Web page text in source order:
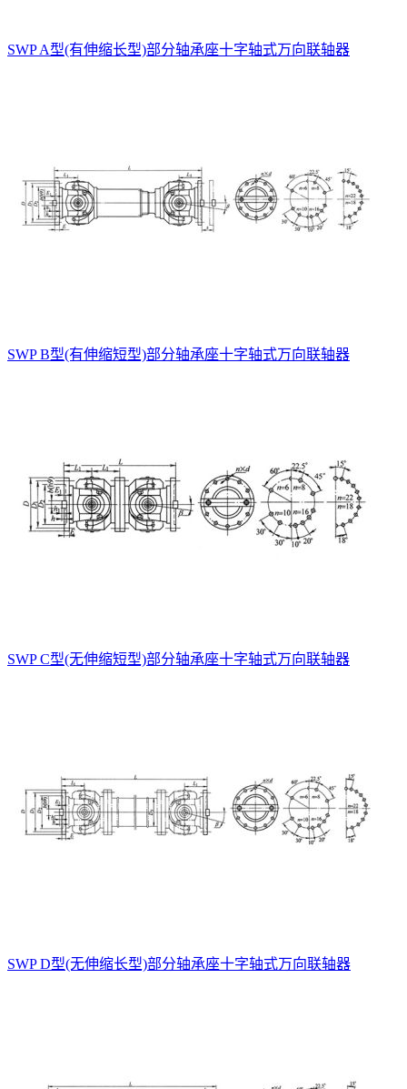
SWP A型(有伸缩长型)部分轴承座十字轴式万向联轴器
SWP B型(有伸缩短型)部分轴承座十字轴式万向联轴器
SWP C型(无伸缩短型)部分轴承座十字轴式万向联轴器
SWP D型(无伸缩长型)部分轴承座十字轴式万向联轴器